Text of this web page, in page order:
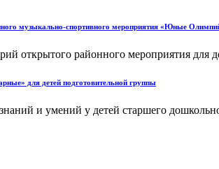
музыкально-спортивного мероприятия «Юные
открытого районного мероприятия
для детей подготовительной группы
и умений у детей старшего